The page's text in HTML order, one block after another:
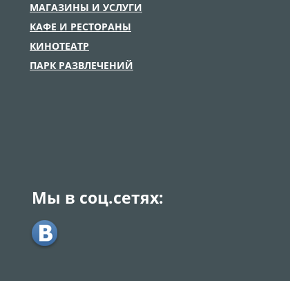
МАГАЗИНЫ И УСЛУГИ
КАФЕ И РЕСТОРАНЫ
КИНОТЕАТР
ПАРК РАЗВЛЕЧЕНИЙ
Мы в соц.сетях: